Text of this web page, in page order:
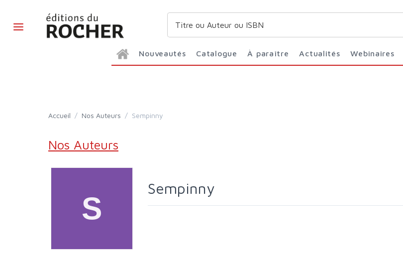
Nouveautés Catalogue À paraître Actualités Webinaires
Accueil / Nos Auteurs / Sempinny
Nos Auteurs
Sempinny